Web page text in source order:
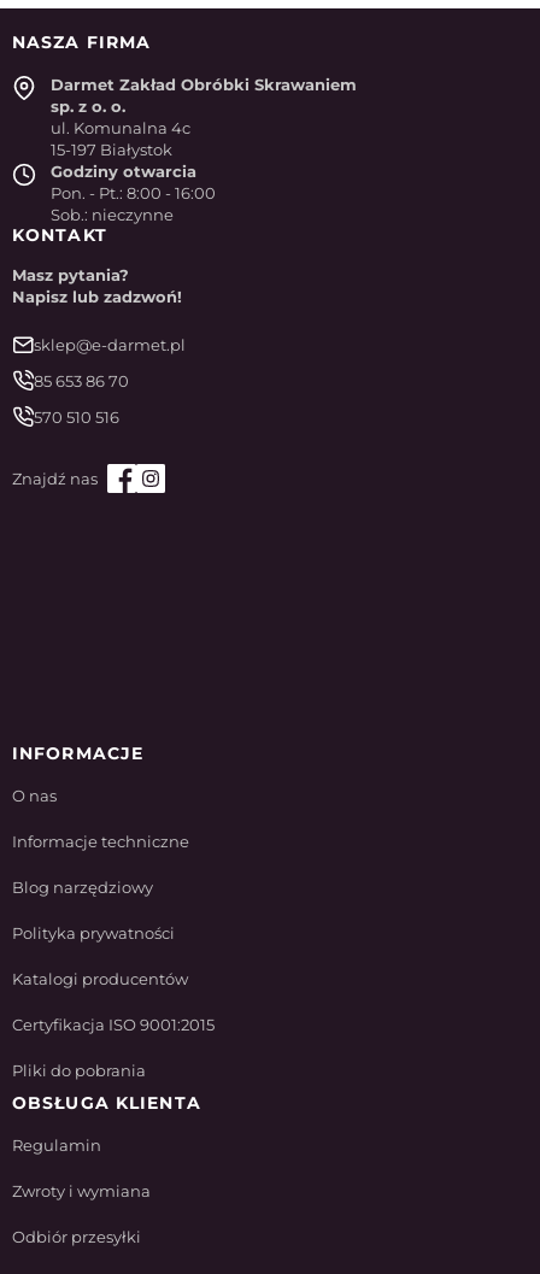
NASZA FIRMA
Darmet Zakład Obróbki Skrawaniem
sp. z o. o.
ul. Komunalna 4c
15-197 Białystok
Godziny otwarcia
Pon. - Pt.: 8:00 - 16:00
Sob.: nieczynne
KONTAKT
Masz pytania?
Napisz lub zadzwoń!
sklep@e-darmet.pl
85 653 86 70
570 510 516
INFORMACJE
O nas
Informacje techniczne
Blog narzędziowy
Polityka prywatności
Katalogi producentów
Certyfikacja ISO 9001:2015
Pliki do pobrania
OBSŁUGA KLIENTA
Regulamin
Zwroty i wymiana
Odbiór przesyłki